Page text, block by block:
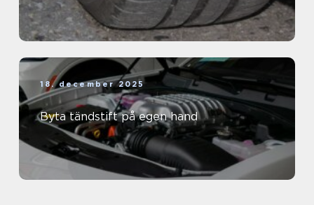
18. december 2025
Byta tändstift på egen hand